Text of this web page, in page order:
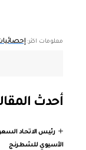
معلومات اكثر:
أحدث
رئيس الاتحاد
الآسيوي للشطرنج